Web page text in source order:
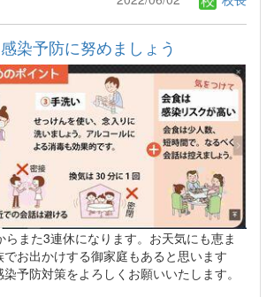
染予防に努めましょう
らまた3連休になります。お天気にも恵ま
お出かけする御家庭もあると思います
予防対策をよろしくお願いいたします。